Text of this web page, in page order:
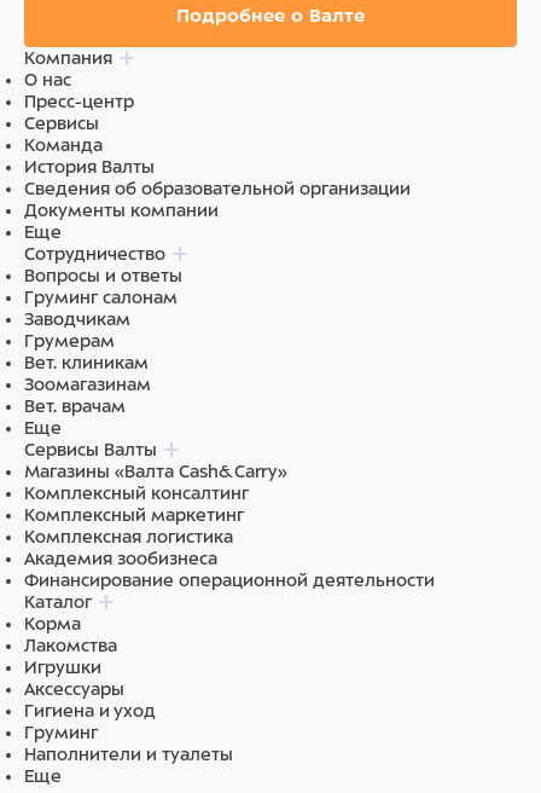
Подробнее о Валте
Компания
О нас
Пресс-центр
Сервисы
Команда
История Валты
Сведения об образовательной организации
Документы компании
Еще
Сотрудничество
Вопросы и ответы
Груминг салонам
Заводчикам
Грумерам
Вет. клиникам
Зоомагазинам
Вет. врачам
Еще
Сервисы Валты
Магазины «Валта Cash&Carry»
Комплексный консалтинг
Комплексный маркетинг
Комплексная логистика
Академия зообизнеса
Финансирование операционной деятельности
Каталог
Корма
Лакомства
Игрушки
Аксессуары
Гигиена и уход
Груминг
Наполнители и туалеты
Еще